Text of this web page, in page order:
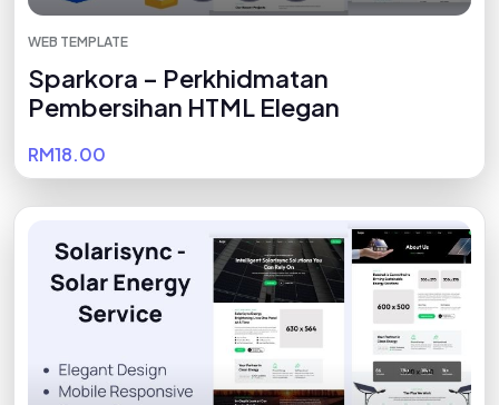
WEB TEMPLATE
Sparkora – Perkhidmatan
Pembersihan HTML Elegan
RM18.00